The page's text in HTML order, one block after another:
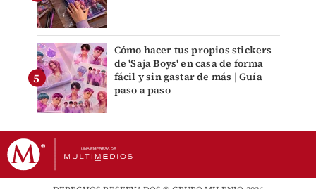
Cómo hacer tus propios stickers
de 'Saja Boys' en casa de forma
fácil y sin gastar de más | Guía
paso a paso